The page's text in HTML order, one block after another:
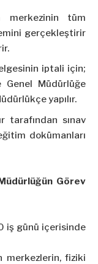
merkezinin tüm
gerçekleştirir
iptali için;
Genel Müdürlüğe
yapılır.
tarafından sınav
dokümanları
Görev
iş günü içerisinde
merkezlerin, fiziki